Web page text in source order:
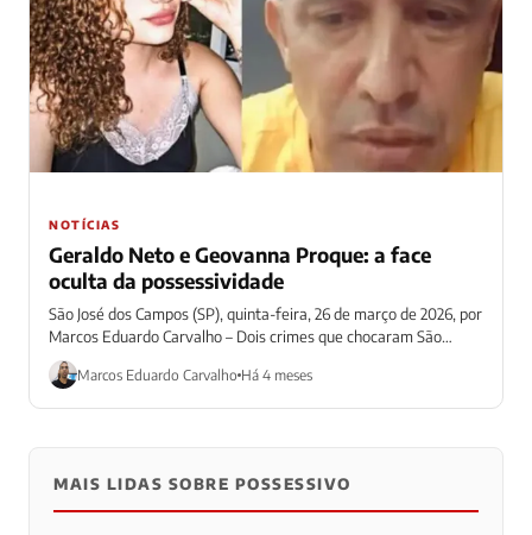
NOTÍCIAS
Geraldo Neto e Geovanna Proque: a face
oculta da possessividade
São José dos Campos (SP), quinta-feira, 26 de março de 2026, por
Marcos Eduardo Carvalho – Dois crimes que chocaram São
Paulo...
Marcos Eduardo Carvalho Há 4 meses
MAIS LIDAS SOBRE POSSESSIVO